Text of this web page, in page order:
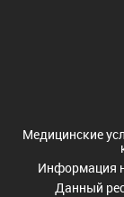
Медицинские
Информация
Данный